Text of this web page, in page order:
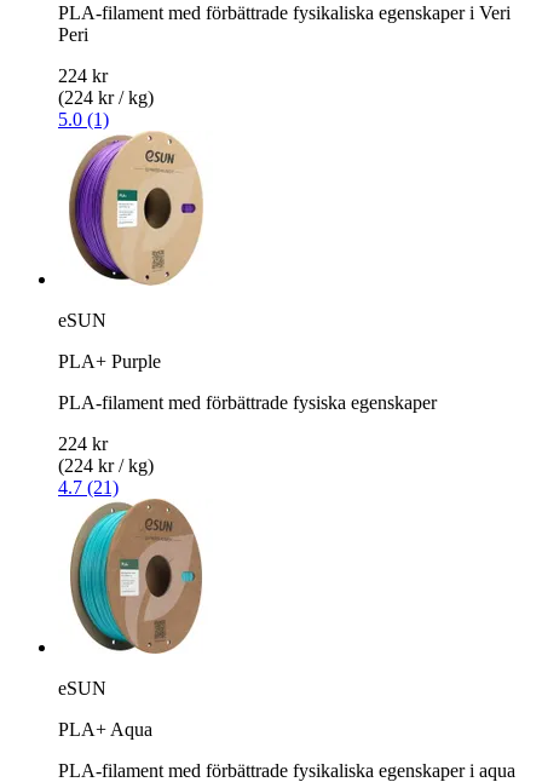
PLA-filament med förbättrade fysikaliska egenskaper i Veri
Peri
224 kr
(224 kr / kg)
5.0 (1)
eSUN
PLA+ Purple
PLA-filament med förbättrade fysiska egenskaper
224 kr
(224 kr / kg)
4.7 (21)
eSUN
PLA+ Aqua
PLA-filament med förbättrade fysikaliska egenskaper i aqua